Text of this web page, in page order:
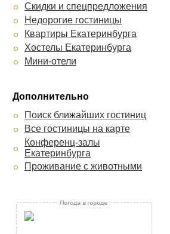
Скидки и спецпредложения
Недорогие гостиницы
Квартиры Екатеринбурга
Хостелы Екатеринбурга
Мини-отели
Дополнительно
Поиск ближайших гостиниц
Все гостиницы на карте
Конференц-залы
Екатеринбурга
Проживание с животными